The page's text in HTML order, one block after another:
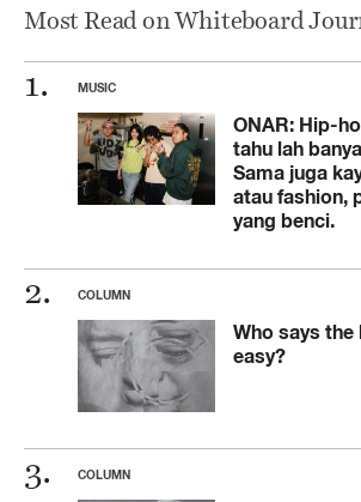
Most Read on Whiteboard
MUSIC
ONAR: Hip-
tahu lah
Sama juga
atau fashion,
yang benci.
COLUMN
Who says
easy?
COLUMN